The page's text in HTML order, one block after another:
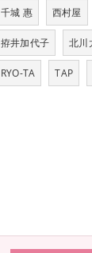
千城 惠 西村屋
拵井加代子 北川
RYO-TA TAP